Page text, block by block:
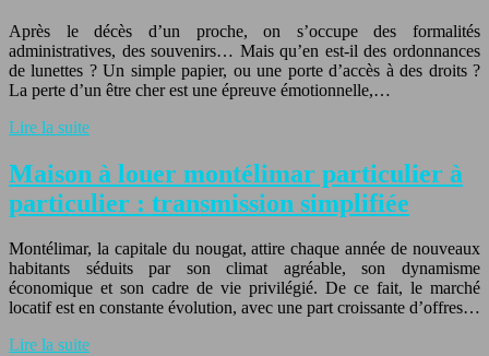
Après le décès d’un proche, on s’occupe des formalités
administratives, des souvenirs… Mais qu’en est-il des ordonnances
de lunettes ? Un simple papier, ou une porte d’accès à des droits ?
La perte d’un être cher est une épreuve émotionnelle,…
Lire la suite
Maison à louer montélimar particulier à
particulier : transmission simplifiée
Montélimar, la capitale du nougat, attire chaque année de nouveaux
habitants séduits par son climat agréable, son dynamisme
économique et son cadre de vie privilégié. De ce fait, le marché
locatif est en constante évolution, avec une part croissante d’offres…
Lire la suite